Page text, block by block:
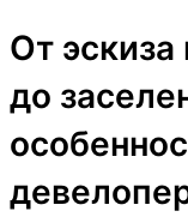
От эскиза
до